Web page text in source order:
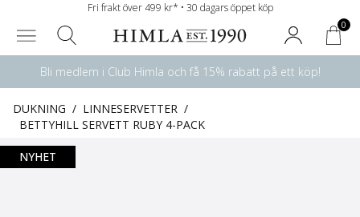
Fri frakt över 499 kr* • 30 dagars öppet köp
0
Bli medlem i Club Himla och få 15% rabatt på ett köp!
DUKNING / LINNESERVETTER /
BETTYHILL SERVETT RUBY 4-PACK
NYHET